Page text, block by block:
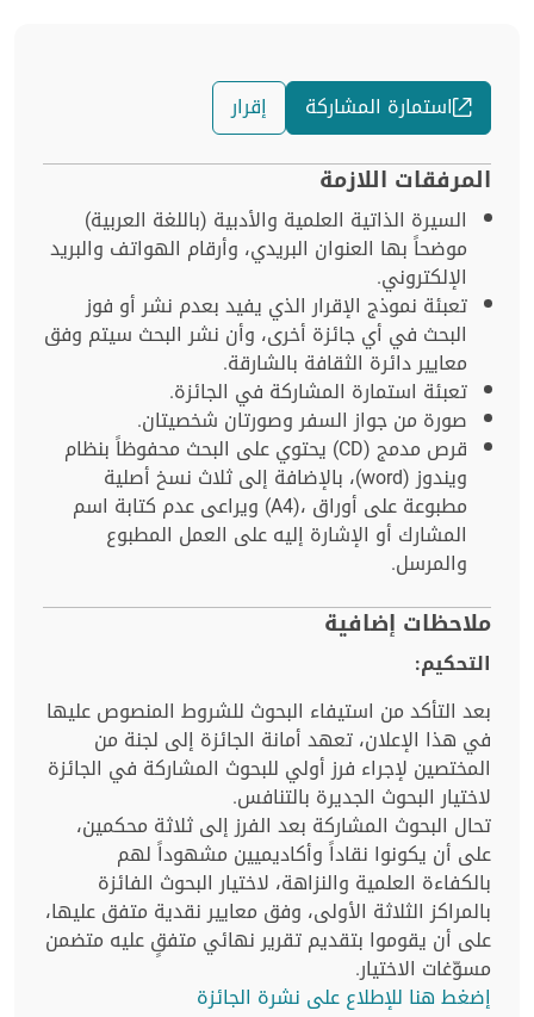
استمارة المشاركة إقرار
المرفقات اللازمة
السيرة الذاتية العلمية والأدبية (باللغة العربية)
موضحاً بها العنوان البريدي، وأرقام الهواتف والبريد
الإلكتروني.
تعبئة نموذج الإقرار الذي يفيد بعدم نشر أو فوز
البحث في أي جائزة أخرى، وأن نشر البحث سيتم وفق
معايير دائرة الثقافة بالشارقة.
تعبئة استمارة المشاركة في الجائزة.
صورة من جواز السفر وصورتان شخصيتان.
قرص مدمج (CD) يحتوي على البحث محفوظاً بنظام
ويندوز (word)، بالإضافة إلى ثلاث نسخ أصلية
مطبوعة على أوراق ،(A4) ويراعى عدم كتابة اسم
المشارك أو الإشارة إليه على العمل المطبوع
والمرسل.
ملاحظات إضافية
التحكيم:
بعد التأكد من استيفاء البحوث للشروط المنصوص عليها
في هذا الإعلان، تعهد أمانة الجائزة إلى لجنة من
المختصين لإجراء فرز أولي للبحوث المشاركة في الجائزة
لاختيار البحوث الجديرة بالتنافس.
تحال البحوث المشاركة بعد الفرز إلى ثلاثة محكمين،
على أن يكونوا نقاداً وأكاديميين مشهوداً لهم
بالكفاءة العلمية والنزاهة، لاختيار البحوث الفائزة
بالمراكز الثلاثة الأولى، وفق معايير نقدية متفق عليها،
على أن يقوموا بتقديم تقرير نهائي متفقٍ عليه متضمن
مسوّغات الاختيار.
إضغط هنا للإطلاع على نشرة الجائزة